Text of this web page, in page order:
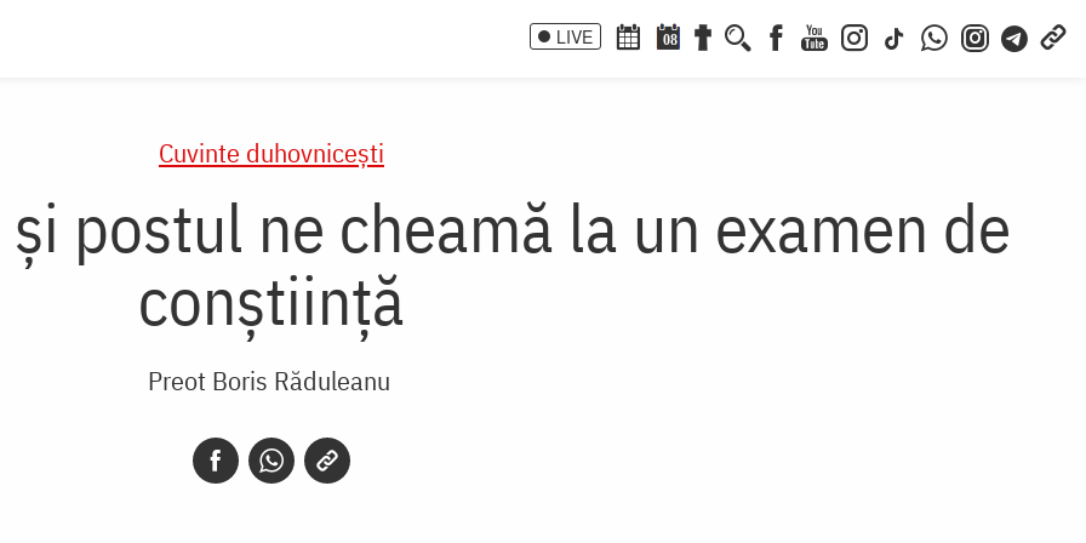
LIVE 08
Cuvinte duhovnicești
postul ne cheamă la un examen de
conștiință
Preot Boris Răduleanu